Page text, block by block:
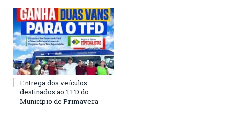
Entrega dos veículos
destinados ao TFD do
Município de Primavera